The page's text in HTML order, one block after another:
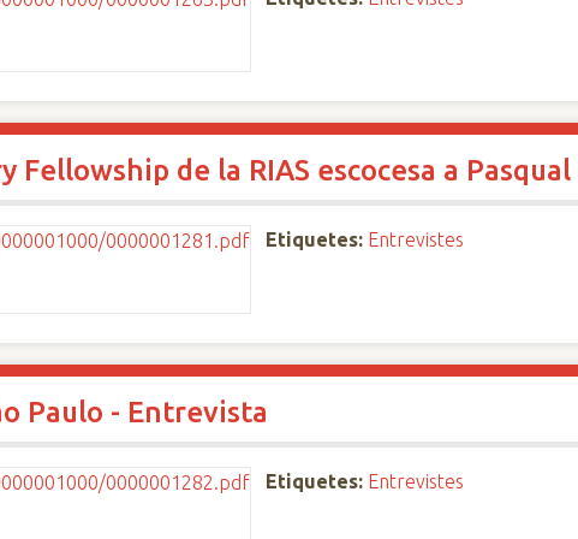
de la RIAS escocesa a
Etiquetes: Entrevistes
Paulo - Entrevista
Etiquetes: Entrevistes